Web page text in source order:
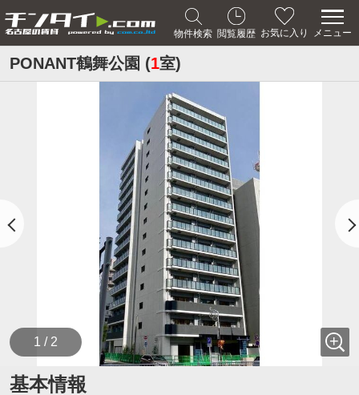
物件検索 閲覧履歴 お気に入り メニュー
PONANT鶴舞公園 (1室)
1 / 2
基本情報